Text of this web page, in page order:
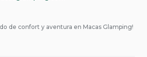
de confort y aventura en Macas Glamping!